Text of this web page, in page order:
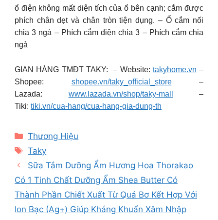
ổ điện không mất diện tích của ổ bên cạnh; cắm được
phích chân dẹt và chân tròn tiện dụng. – Ổ cắm nối
chia 3 ngả – Phích cắm điện chia 3 – Phích cắm chia
ngả
GIAN HÀNG TMĐT TAKY: – Website: takyhome.vn –
Shopee: shopee.vn/taky_official_store–
Lazada: www.lazada.vn/shop/taky-mall
–
Tiki: tiki.vn/cua-hang/cua-hang-gia-dung-th
Categories
Thương Hiệu
Tags
Taky
Sữa Tắm Dưỡng Ẩm Hương Hoa Thorakao
Có 1 Tinh Chất Dưỡng Ẩm Shea Butter Có
Thành Phần Chiết Xuất Từ Quả Bơ Kết Hợp Với
Ion Bạc (Ag+) Giúp Kháng Khuẩn Xâm Nhập